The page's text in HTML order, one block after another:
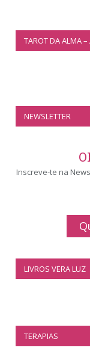
TAROT DA ALMA
NEWSLETTER
Inscreve-te na
LIVROS VERA LUZ
TERAPIAS